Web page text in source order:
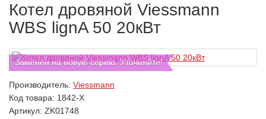
Котел дровяной Viessmann
WBS lignA 50 20кВт
Заменен на новую серию. Уточняйте!
Производитель: Viessmann
Код товара: 1842-X
Артикул: ZK01748